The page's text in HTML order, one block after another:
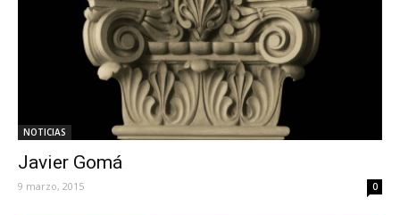
NOTICIAS
Javier Gomá
9 marzo, 2015 0